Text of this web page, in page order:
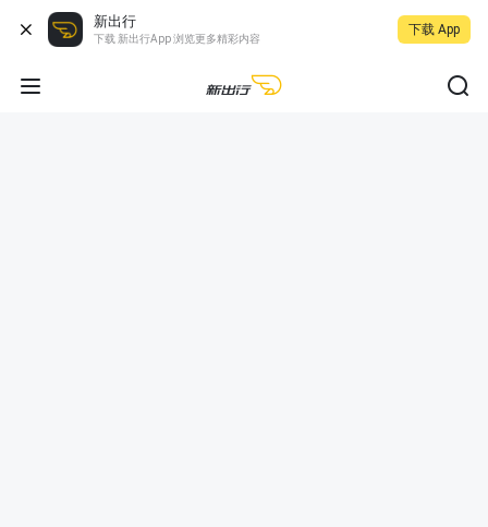
新出行
下载 新出行App 浏览更多精彩内容
下载 App